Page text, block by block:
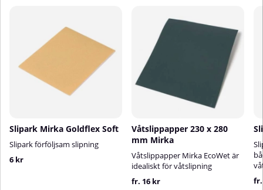
Slipark Mirka Goldflex Soft
Slipark förföljsam slipning
6 kr
Våtslippapper 230 x 280
mm Mirka
Våtslippapper Mirka EcoWet är
idealiskt för våtslipning
fr. 16 kr
fr.